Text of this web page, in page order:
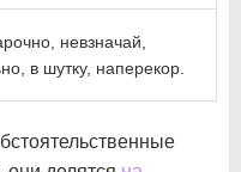
невзначай,
в шутку, наперекор.